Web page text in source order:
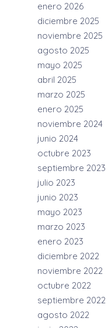
enero 2026
diciembre 2025
noviembre 2025
agosto 2025
mayo 2025
abril 2025
marzo 2025
enero 2025
noviembre 2024
junio 2024
octubre 2023
septiembre 2023
julio 2023
junio 2023
mayo 2023
marzo 2023
enero 2023
diciembre 2022
noviembre 2022
octubre 2022
septiembre 2022
agosto 2022